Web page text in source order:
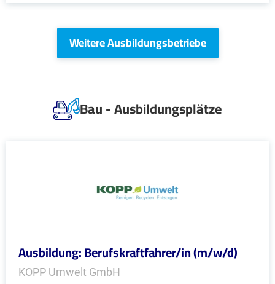
Weitere Ausbildungsbetriebe
Bau - Ausbildungsplätze
Ausbildung: Berufskraftfahrer/in (m/w/d)
KOPP Umwelt GmbH